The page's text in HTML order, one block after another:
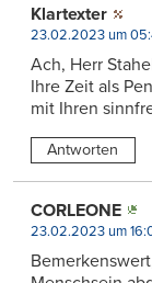
Klartexter
23.02.2023 um
Ach, Herr
Ihre Zeit als
mit Ihren
Antworten
CORLEONE
23.02.2023 um